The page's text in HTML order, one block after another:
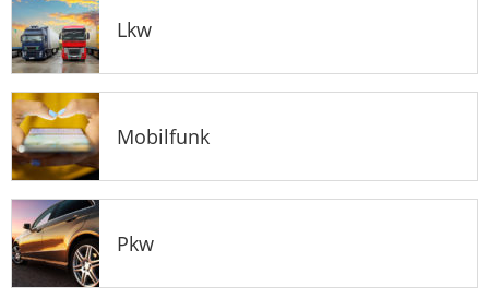
Lkw
Mobilfunk
Pkw